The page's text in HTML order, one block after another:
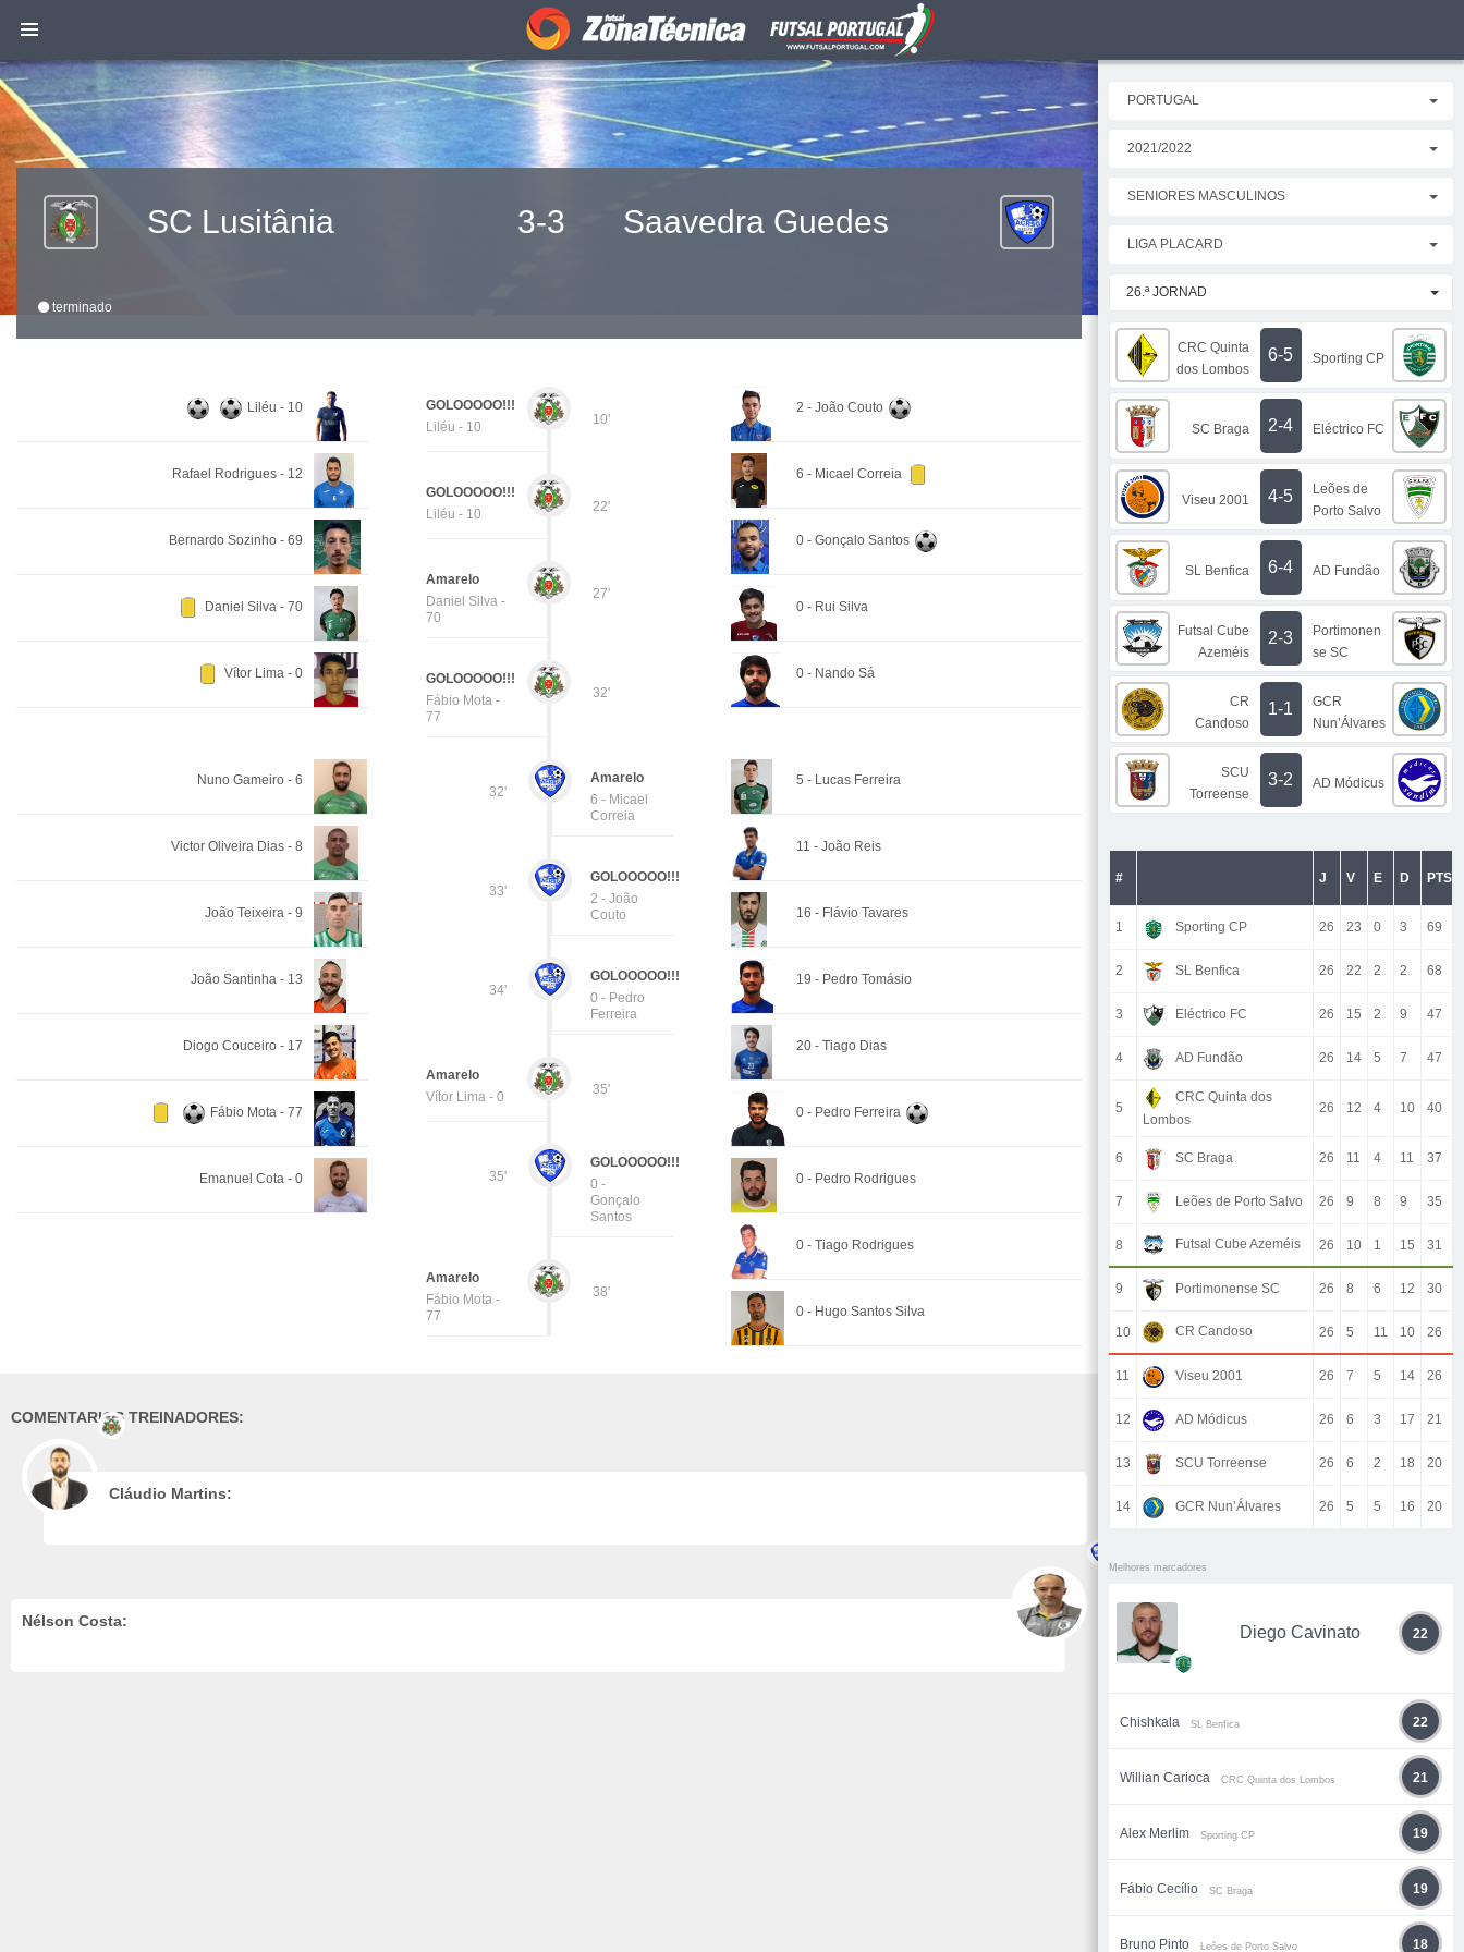
SC Lusitânia 3-3 Saavedra Guedes
terminado
Liléu - 10
Rafael Rodrigues - 12
Bernardo Sozinho - 69
Daniel Silva - 70
Vítor Lima - 0
10'
GOLOOOOO!!!
Liléu - 10
22'
GOLOOOOO!!!
Liléu - 10
27'
Amarelo
Daniel Silva -
70
32'
GOLOOOOO!!!
Fábio Mota -
77
32'
Amarelo
6 - Micael
Correia
33'
GOLOOOOO!!!
2 - João
Couto
34'
GOLOOOOO!!!
0 - Pedro
Ferreira
35'
Amarelo
Vítor Lima - 0
35'
GOLOOOOO!!!
0 -
Gonçalo
Santos
38'
Amarelo
Fábio Mota -
77
2 - João Couto
6 - Micael Correia
0 - Gonçalo Santos
0 - Rui Silva
0 - Nando Sá
Nuno Gameiro - 6
Victor Oliveira Dias - 8
João Teixeira - 9
João Santinha - 13
Diogo Couceiro - 17
Fábio Mota - 77
Emanuel Cota - 0
5 - Lucas Ferreira
11 - João Reis
16 - Flávio Tavares
19 - Pedro Tomásio
20 - Tiago Dias
0 - Pedro Ferreira
0 - Pedro Rodrigues
0 - Tiago Rodrigues
0 - Hugo Santos Silva
COMENTARIOS TREINADORES:
Cláudio Martins:
Nélson Costa:
PORTUGAL
2021/2022
SENIORES MASCULINOS
LIGA PLACARD
26.ª JORNAD
CRC Quinta
dos Lombos
6-5 Sporting CP
SC Braga 2-4 Eléctrico FC
Viseu 2001 4-5
Leões de
Porto Salvo
SL Benfica 6-4 AD Fundão
Futsal Cube
Azeméis
2-3
Portimonen
se SC
CR
Candoso
1-1
GCR
Nun’Álvares
SCU
Torreense
3-2 AD Módicus
# J V E D PTS
1 Sporting CP 26 23 0 3 69
2 SL Benfica 26 22 2 2 68
3 Eléctrico FC 26 15 2 9 47
4 AD Fundão 26 14 5 7 47
5
CRC Quinta dos
Lombos
26 12 4 10 40
6 SC Braga 26 11 4 11 37
7 Leões de Porto Salvo 26 9 8 9 35
8 Futsal Cube Azeméis 26 10 1 15 31
9 Portimonense SC 26 8 6 12 30
10 CR Candoso 26 5 11 10 26
11 Viseu 2001 26 7 5 14 26
12 AD Módicus 26 6 3 17 21
13 SCU Torreense 26 6 2 18 20
14 GCR Nun’Álvares 26 5 5 16 20
Melhores marcadores
Diego Cavinato 22
Chishkala SL Benfica 22
Willian Carioca CRC Quinta dos Lombos 21
Alex Merlim Sporting CP 19
Fábio Cecílio SC Braga 19
Bruno Pinto Leões de Porto Salvo 18